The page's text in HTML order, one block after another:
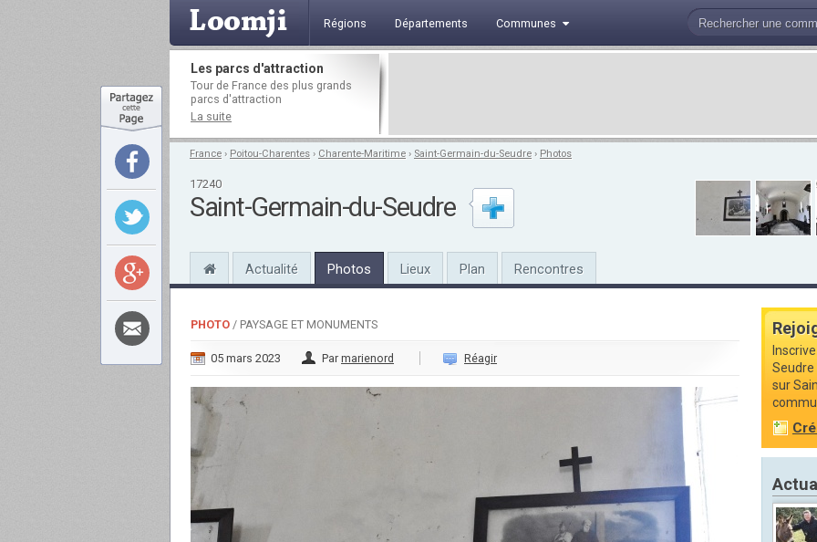
Régions Départements Communes
Les parcs d'attraction
Tour de France des plus grands
parcs d'attraction
La suite
France › Poitou-Charentes › Charente-Maritime › Saint-Germain-du-Seudre › Photos
17240
Saint-Germain-du-Seudre
Actualité Photos Lieux Plan Rencontres
PHOTO / PAYSAGE ET MONUMENTS
05 mars 2023 Par marienord Réagir
Seudre
sur